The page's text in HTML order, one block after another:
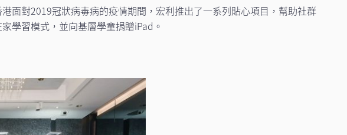
面對2019冠狀病毒病的疫情期間，宏利推出了一系列貼心項目，幫助社群
學習模式，並向基層學童捐贈iPad。